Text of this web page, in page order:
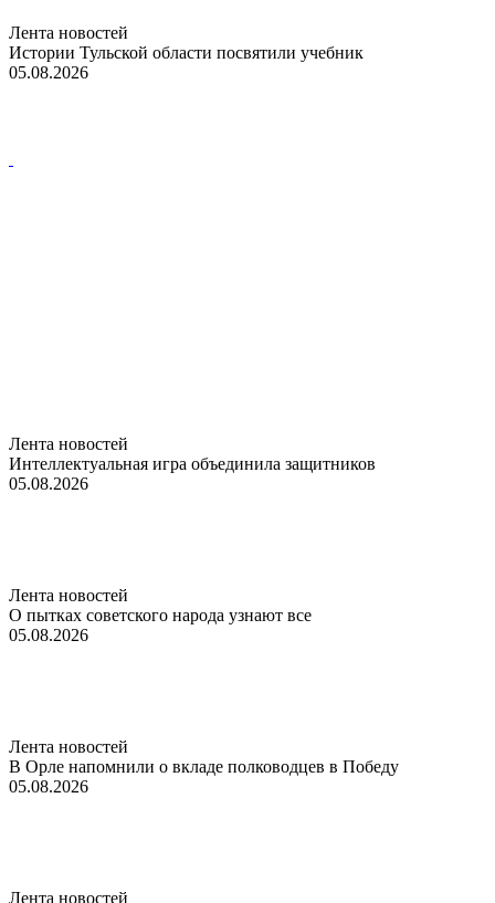
Лента новостей
Истории Тульской области посвятили учебник
05.08.2026
Лента новостей
Интеллектуальная игра объединила защитников
05.08.2026
Лента новостей
О пытках советского народа узнают все
05.08.2026
Лента новостей
В Орле напомнили о вкладе полководцев в Победу
05.08.2026
Лента новостей